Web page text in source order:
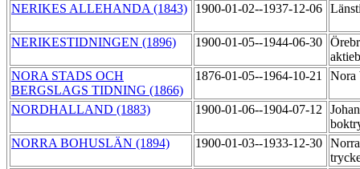
NERIKES ALLEHANDA (1843)
1900-01-02--1937-12-06
NERIKESTIDNINGEN (1896) 1900-01-05--1944-06-30
NORA STADS OCH
BERGSLAGS TIDNING (1866)
1876-01-05--1964-10-21 Nora
NORDHALLAND (1883) 1900-01-06--1904-07-12
NORRA BOHUSLÄN (1894)
1900-01-03--1933-12-30